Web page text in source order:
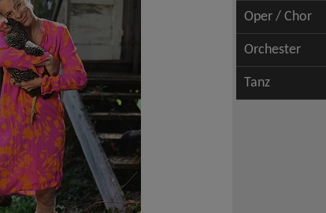
Oper / Chor
Orchester
Tanz